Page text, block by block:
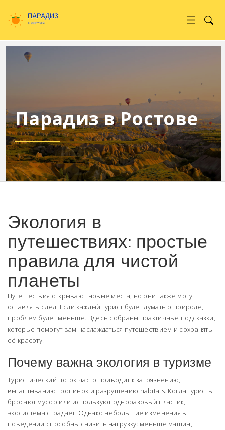
Парадиз в Ростове
Экология в
путешествиях: простые
правила для чистой
планеты
Путешествия открывают новые места, но они также могут
оставлять след. Если каждый турист будет думать о природе,
проблем будет меньше. Здесь собраны практичные подсказки,
которые помогут вам наслаждаться путешествием и сохранять
её красоту.
Почему важна экология в туризме
Туристический поток часто приводит к загрязнению,
вытаптыванию тропинок и разрушению habitats. Когда туристы
бросают мусор или используют одноразовый пластик,
экосистема страдает. Однако небольшие изменения в
поведении способны снизить нагрузку: меньше машин,